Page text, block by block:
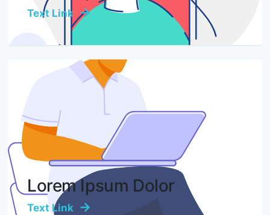
Text Link
Lorem Ipsum Dolor
Text Link